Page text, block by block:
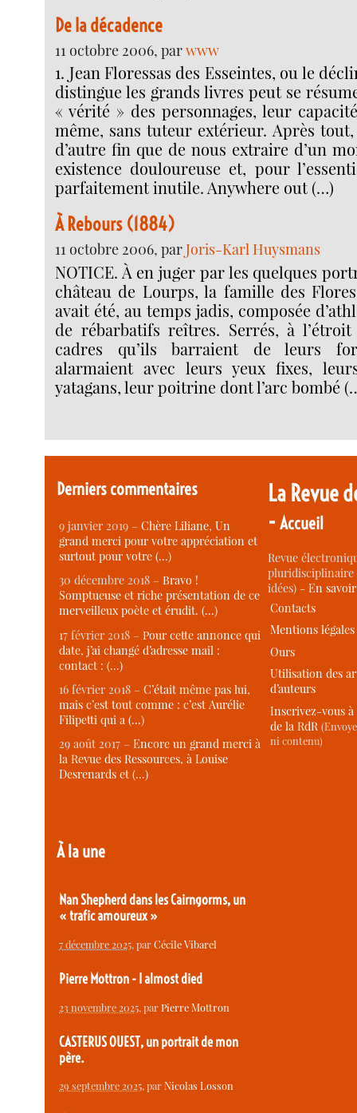
De la décadence
11 octobre 2006, parwww
1. Jean Floressas des Esseintes, ou le
distingue les grands livres peut se
« vérité » des personnages, leur
même, sans tuteur extérieur. Après tout,
d’autre fin que de nous extraire d’un
existence douloureuse et, pour
parfaitement inutile. Anywhere out (…)
À Rebours (1884)
11 octobre 2006, parJoris-Karl Huysmans
NOTICE. À en juger par les quelques
château de Lourps, la famille des
avait été, au temps jadis, composée
de rébarbatifs reîtres. Serrés, à
cadres qu’ils barraient de leurs
alarmaient avec leurs yeux fixes,
yatagans, leur poitrine dont l’arc bombé
Derniers commentaires
9 janvier 2019 –Chère Liliane, Un
grand merci pour votre appréciation et
surtout pour votre (…)
30 décembre 2018 –Bravo !
Somptueuse et riche présentation de ce
merveilleux poète et érudit. (…)
17 février 2018 –Pour cette annonce qui
date, j’ai changé d’adresse mail :
contact : (…)
16 février 2018 –C’était même pas lui,
mais c’est tout comme : c’est Aurélie
Filipetti qui a (…)
29 août 2017 –Encore un grand merci à
la Revue des Ressources, à Louise
Desrenards et (…)
À la une
Nan Shepherd dans les Cairngorms, un
« trafic amoureux »
7 décembre 2025, parCécile Vibarel
Pierre Mottron - I almost died
23 novembre 2025, parPierre Mottron
CASTERUS OUEST, un portrait de mon
père.
29 septembre 2025, parNicolas Losson
La Revue
-Accueil
Revue
idées) -En
Contacts
Mentions légales
Ours
Utilisation des
d’auteurs
Inscrivez-vous
de la RdR
ni contenu)